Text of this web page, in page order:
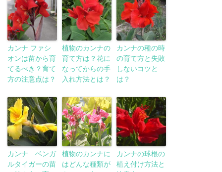
カンナ ファシ
オンは苗から育
てるべき？育て
方の注意点は？
植物のカンナの
育て方は？花に
なってからの手
入れ方法とは？
カンナの種の時
の育て方と失敗
しないコツと
は？
カンナ ベンガ
ルタイガーの苗
植物のカンナに
はどんな種類が
カンナの球根の
植え付け方法と